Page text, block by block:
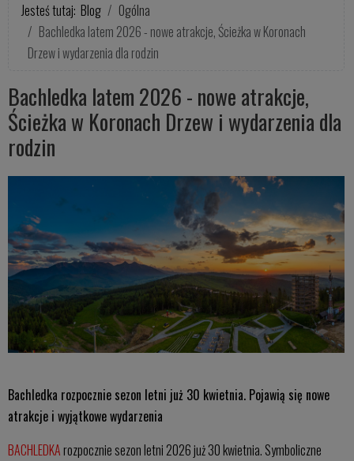
Jesteś tutaj: Blog
Ogólna
Bachledka latem 2026 - nowe atrakcje, Ścieżka w Koronach
Drzew i wydarzenia dla rodzin
Bachledka latem 2026 - nowe atrakcje,
Ścieżka w Koronach Drzew i wydarzenia dla
rodzin
Bachledka rozpocznie sezon letni już 30 kwietnia. Pojawią się nowe
atrakcje i wyjątkowe wydarzenia
BACHLEDKArozpocznie sezon letni 2026 już 30 kwietnia. Symboliczne